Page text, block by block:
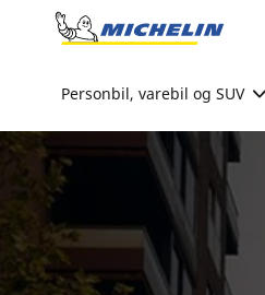
Go to page content
Personbil, varebil og SUV